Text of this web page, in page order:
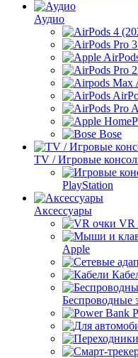
Аудио
Bose
TV / Игровые
PlayStation
Аксессуары
VR
Apple
Беспроводные